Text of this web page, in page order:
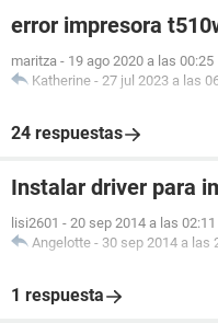
error impresora
maritza - 19 ago 2020 a las 00:25
Katherine - 27 jul 2023 a las
24 respuestas
Instalar driver para
lisi2601 - 20 sep 2014 a las 02:11
Angelotte - 30 sep 2014 a las
1 respuesta